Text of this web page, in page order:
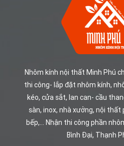
KÍNH
NỘI
MINH
PHÚ
Nhôm kính nội thất Minh Phú
thi công- lắp đặt nhôm kính,
kéo, cửa sắt, lan can- cầu
sàn, inox, nhà xưởng, nội
bếp,... Nhận thi công phần
Bình Đại, Thạnh